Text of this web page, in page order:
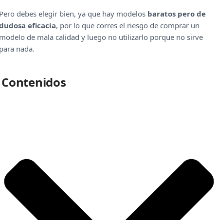
debes elegir bien, ya que hay modelos baratos pero de
eficacia, por lo que corres el riesgo de comprar un
de mala calidad y luego no utilizarlo porque no sirve
nada.
Contenidos